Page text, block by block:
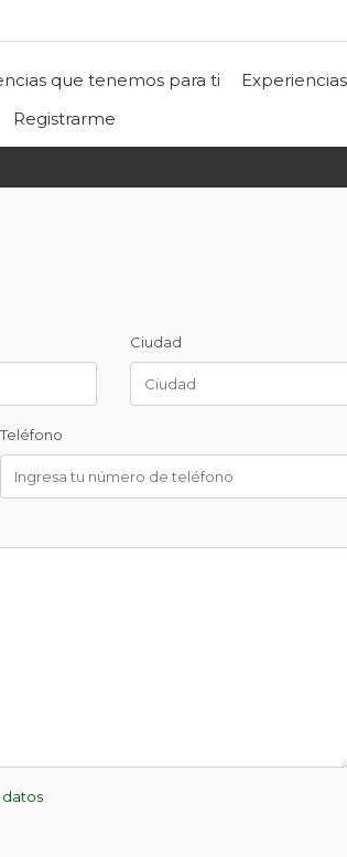
que tenemos para ti
Registrarme
Ciudad
Teléfono